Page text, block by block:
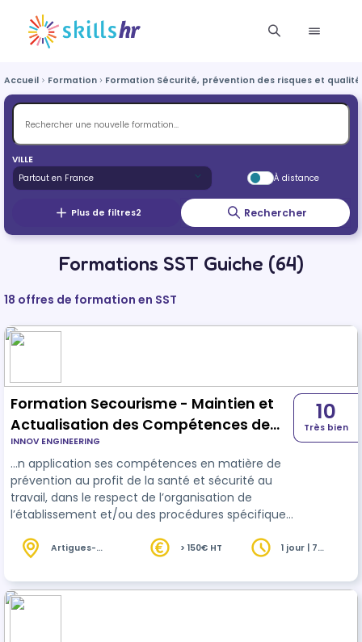
Accueil Formation Formation Sécurité, prévention des risques et qualité
VILLE
À distance
Plus de filtres2 Rechercher
Formations SST Guiche (64)
18 offres de formation en SST
Formation Secourisme - Maintien et
Actualisation des Compétences de
Sauveteur Secouriste du Travail (MAC
SST)
INNOV ENGINEERING
…n application ses compétences en matière de
prévention au profit de la santé et sécurité au
travail, dans le respect de l’organisation de
l’établissement et/ou des procédures spécifiques
1516088/2022/SST
-01/O/01 depuis le 1/07/2022
Commission Nationale d'habilitation
10
Très bien
Artigues-
> 150€ HT
1 jour | 7